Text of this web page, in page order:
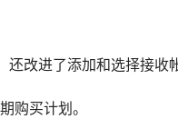
改进了添加和选择接收
购买计划。